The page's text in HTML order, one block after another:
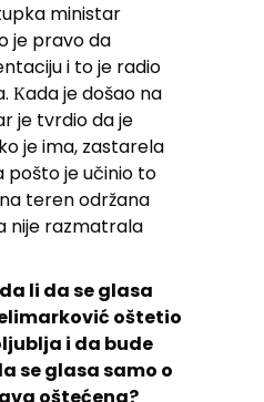
ministar
je pravo da
i to je radio
Кada je došao na
je tvrdio da je
je ima, zastarela
pošto je učinio to
teren održana
nije razmatrala
li da se glasa
oštetio
i da bude
se glasa samo o